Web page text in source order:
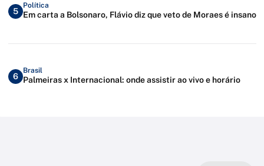
5
Política
Em carta a Bolsonaro, Flávio diz que veto de Moraes é insano
6
Brasil
Palmeiras x Internacional: onde assistir ao vivo e horário